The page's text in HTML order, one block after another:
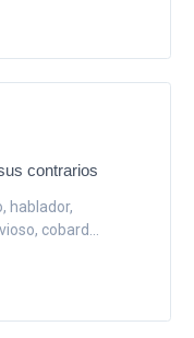
contrarios
hablador,
cobard...